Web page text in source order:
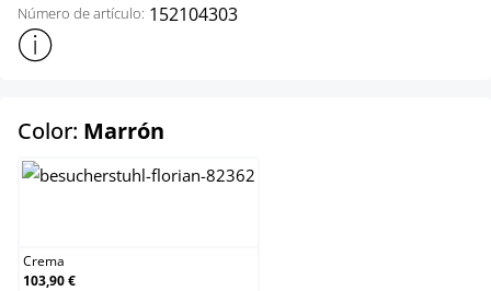
Número de artículo: 152104303
Mostrar más información sobre el producto
Color: Marrón
Crema
103,90 €